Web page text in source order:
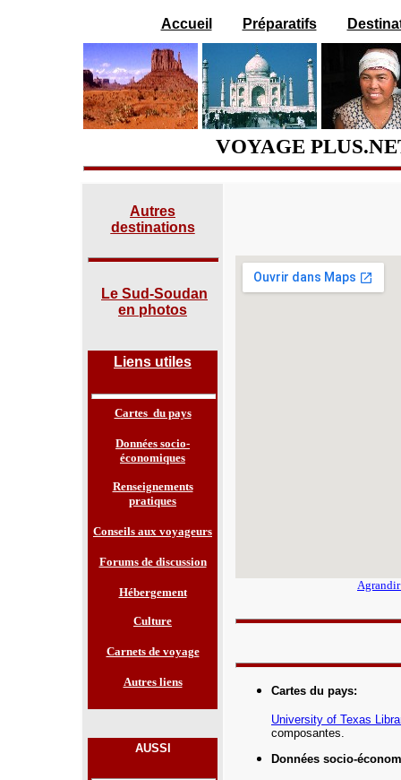
Accueil Préparatifs
VOYAGE
Autres
destinations
Le Sud-Soudan
en photos
Liens utiles
Cartes du pays
Données socio-
économiques
Renseignements
pratiques
Conseils aux voyageurs
Forums de discussion
Hébergement
Culture
Carnets de voyage
Autres liens
AUSSI
Cartes du pays:
University of Texas
composantes.
Données socio-